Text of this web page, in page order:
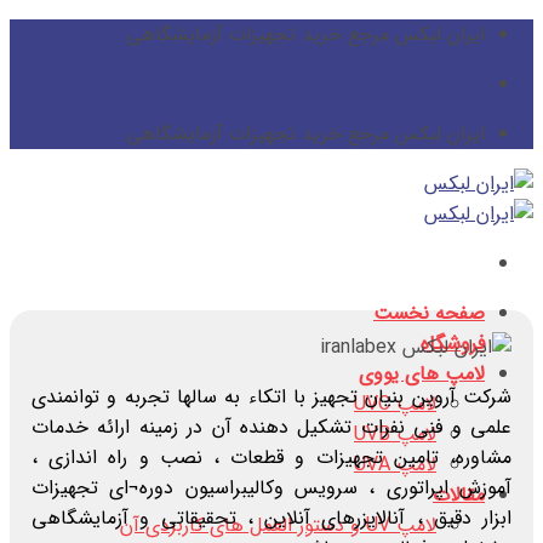
پرش
محتوا
ایران لبکس مرجع خرید تجهیزات آزمایشگاهی
ایران لبکس مرجع خرید تجهیزات آزمایشگاهی
صفحه نخست
فروشگاه
لامپ های یووی
لامپ UVC
لامپ UVB
لامپ UVA
مقالات
لامپ UV و دستور العمل های کاربردی آن
شرکت آروین بنیان تجهیز با اتکاء به سالها تجربه و توانمندی
علمی و فنی نفرات تشکیل دهنده آن در زمینه ارائه خدمات
مشاوره، تامین تجهیزات و قطعات ، نصب و راه اندازی ،
آموزش اپراتوری ، سرویس وکالیبراسیون دوره¬ای تجهیزات
ابزار دقیق ، آنالایزرهای آنلاین ، تحقیقاتی و آزمایشگاهی